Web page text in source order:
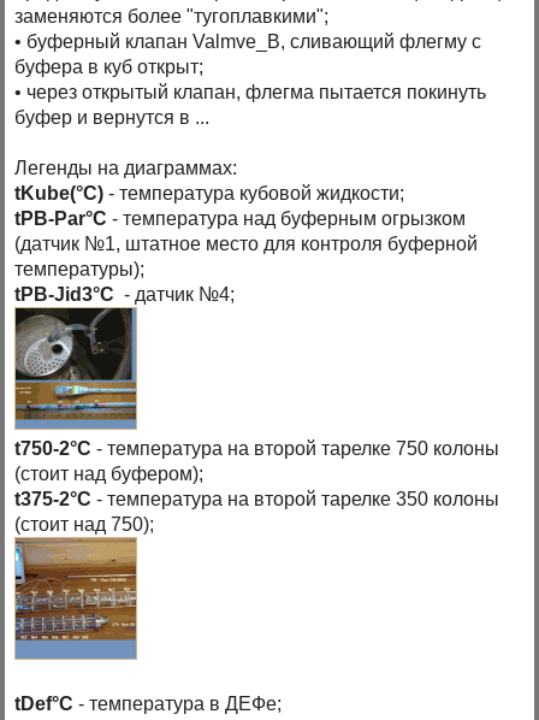
заменяются более "тугоплавкими";
• буферный клапан Valmve_B, сливающий флегму с
буфера в куб открыт;
• через открытый клапан, флегма пытается покинуть
буфер и вернутся в ...
Легенды на диаграммах:
tKube(°C) - температура кубовой жидкости;
tPB-Par°C - температура над буферным огрызком
(датчик №1, штатное место для контроля буферной
температуры);
tPB-Jid3°C - датчик №4;
t750-2°C - температура на второй тарелке 750 колоны
(стоит над буфером);
t375-2°C - температура на второй тарелке 350 колоны
(стоит над 750);
tDef°C - температура в ДЕФе;